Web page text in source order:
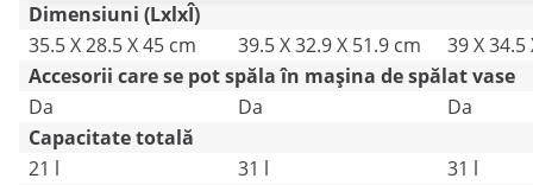
Dimensiuni (LxlxÎ)
35.5 X 28.5 X 45 cm
39.5 X 32.9 X 51.9 cm
39 X 34.5
Accesorii care se pot spăla în mașina de spălat vase
Da
Da
Da
Capacitate totală
21 l
31 l
31 l